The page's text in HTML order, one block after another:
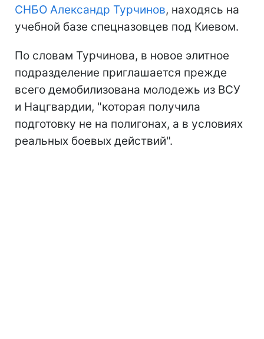
СНБО Александр Турчинов, находясь на
учебной базе спецназовцев под Киевом.
По словам Турчинова, в новое элитное
подразделение приглашается прежде
всего демобилизована молодежь из ВСУ
и Нацгвардии, "которая получила
подготовку не на полигонах, а в условиях
реальных боевых действий".